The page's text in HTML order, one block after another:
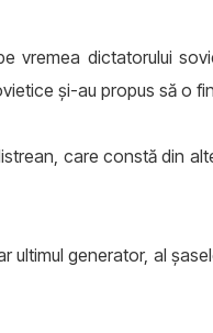
vremea dictatorului
și-au propus să o
care constă din
ultimul generator, al